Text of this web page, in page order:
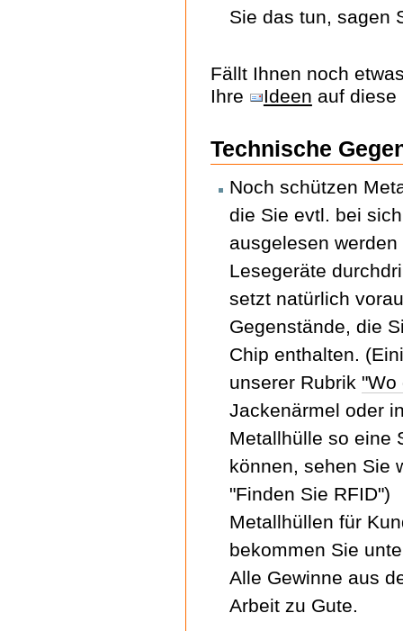
Sie das tun, sagen
Fällt Ihnen noch
Ihre
Ideen auf diese
Technische
Noch schützen
die Sie evtl. bei
ausgelesen
Lesegeräte
setzt natürlich
Gegenstände, die
Chip enthalten.
unserer Rubrik "Wo
Jackenärmel oder
Metallhülle so eine
können, sehen Sie
"Finden Sie RFID")
Metallhüllen für
bekommen Sie
Alle Gewinne aus
Arbeit zu Gute.